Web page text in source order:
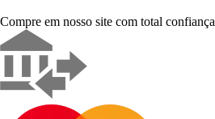
Compre em nosso site com total confiança